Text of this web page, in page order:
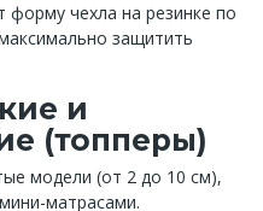
форму чехла на резинке по
защитить
и
(топперы)
модели (от 2 до 10 см),
матрасами.